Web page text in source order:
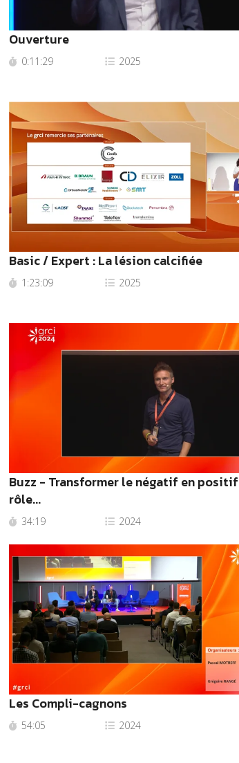
Ouverture
0:11:29 2025
Basic / Expert : La lésion calcifiée
1:23:09 2025
Buzz - Transformer le négatif en
rôle...
34:19 2024
Les Compli-cagnons
54:05 2024